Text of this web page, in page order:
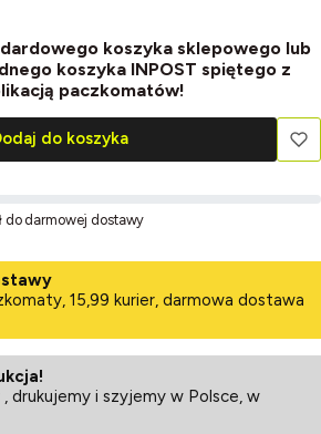
koszyka sklepowego lub
koszyka INPOST spiętego z
paczkomatów!
do koszyka
do darmowej dostawy
15,99 kurier, darmowa dostawa
drukujemy i szyjemy w Polsce, w